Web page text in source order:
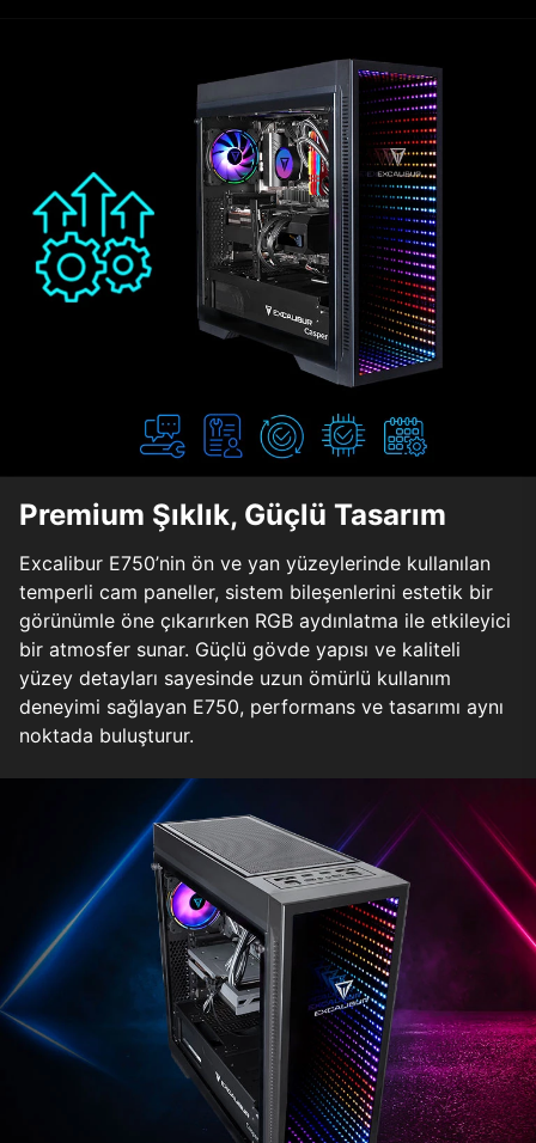
Premium Şıklık, Güçlü Tasarım
Excalibur E750’nin ön ve yan yüzeylerinde kullanılan
temperli cam paneller, sistem bileşenlerini estetik bir
görünümle öne çıkarırken RGB aydınlatma ile etkileyici
bir atmosfer sunar. Güçlü gövde yapısı ve kaliteli
yüzey detayları sayesinde uzun ömürlü kullanım
deneyimi sağlayan E750, performans ve tasarımı aynı
noktada buluşturur.